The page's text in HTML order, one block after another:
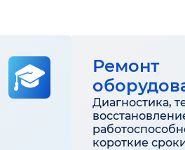
Ремонт
Диагностика,
короткие